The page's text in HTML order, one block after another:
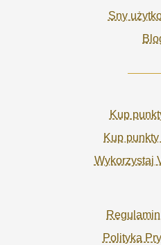
Sny
Kup
Kup punkty
Wykorzystaj
Polityka